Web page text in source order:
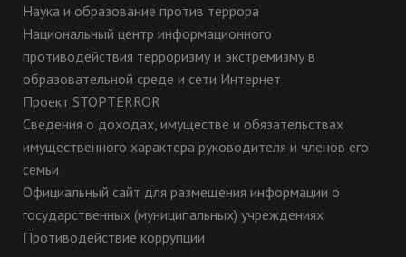
Наука и образование против террора
Национальный центр информационного
противодействия терроризму и экстремизму в
образовательной среде и сети Интернет
Проект STOPTERROR
Сведения о доходах, имуществе и обязательствах
имущественного характера руководителя и членов его
семьи
Официальный сайт для размещения информации о
государственных (муниципальных) учреждениях
Противодействие коррупции